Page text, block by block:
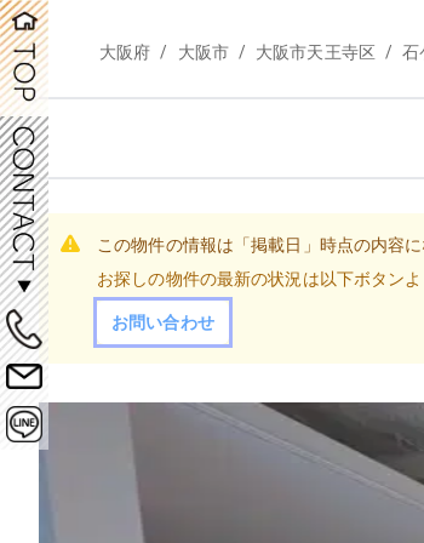
大阪府 / 大阪市 / 大阪市天王寺区 / 石
この物件の情報は「掲載日」時点の内容に
お探しの物件の最新の状況は以下ボタン
お問い合わせ